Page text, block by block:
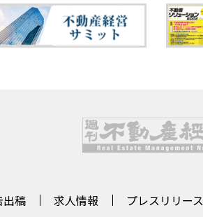
稿 求人情報 プレスリリース